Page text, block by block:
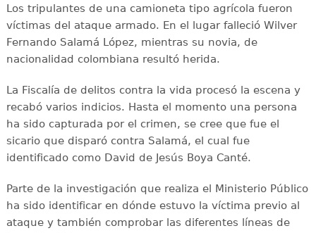
Los tripulantes de una camioneta tipo agrícola fueron
víctimas del ataque armado. En el lugar falleció Wilver
Fernando Salamá López, mientras su novia, de
nacionalidad colombiana resultó herida.
La Fiscalía de delitos contra la vida procesó la escena y
recabó varios indicios. Hasta el momento una persona
ha sido capturada por el crimen, se cree que fue el
sicario que disparó contra Salamá, el cual fue
identificado como David de Jesús Boya Canté.
Parte de la investigación que realiza el Ministerio Público
ha sido identificar en dónde estuvo la víctima previo al
ataque y también comprobar las diferentes líneas de